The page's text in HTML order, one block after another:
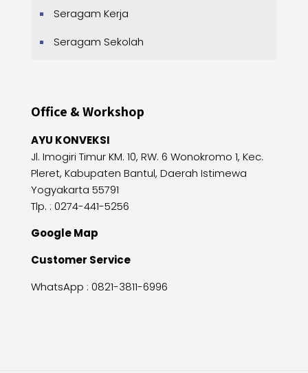
Seragam Kerja
Seragam Sekolah
Office & Workshop
AYU KONVEKSI
Jl. Imogiri Timur KM. 10, RW. 6 Wonokromo 1, Kec.
Pleret, Kabupaten Bantul, Daerah Istimewa
Yogyakarta 55791
Tlp. : 0274-441-5256
Google Map
Customer Service
WhatsApp : 0821-3811-6996